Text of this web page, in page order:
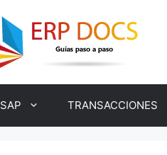
SAP TRANSACCIONES